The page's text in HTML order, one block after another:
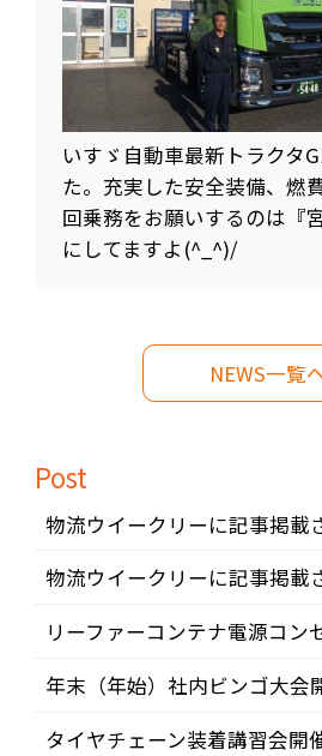
いすゞ自動車最新トラクタ
た。充実した安全装備、燃
回乗務をお願いするのは『
にしてますよ(^_^)/
NEWS一覧
Post
物流ウイークリーに記事掲載
物流ウイークリーに記事掲載
リーファーコンテナ電源コン
年末（年始）社内ビンゴ大会
タイヤチェーン装着講習会開